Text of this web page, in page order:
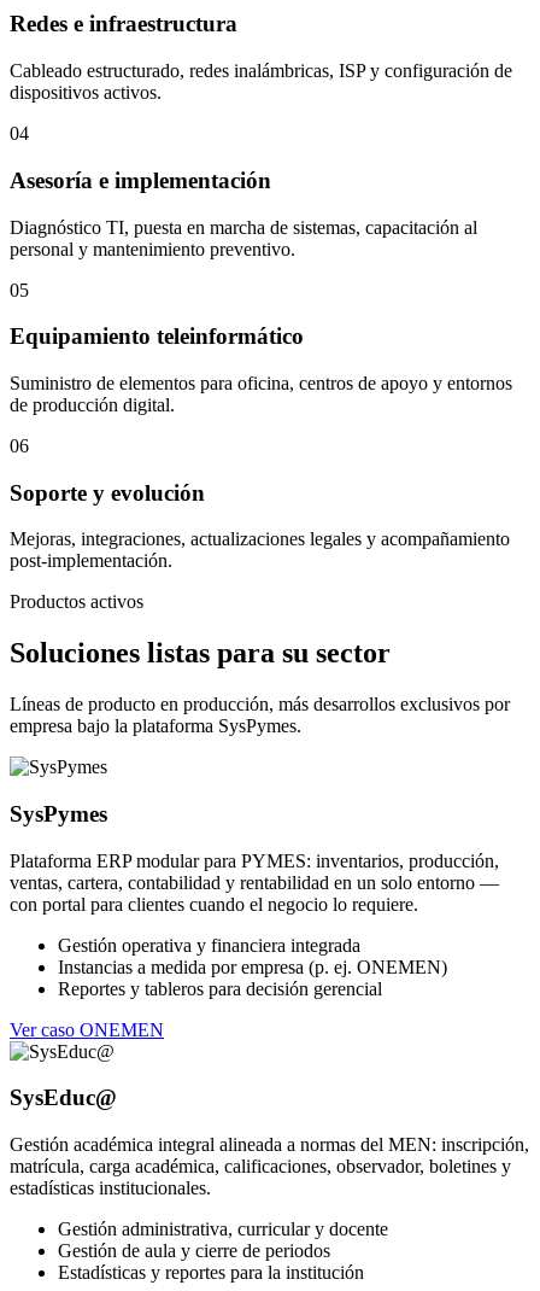
Redes e infraestructura
Cableado estructurado, redes inalámbricas, ISP y configuración de
dispositivos activos.
04
Asesoría e implementación
Diagnóstico TI, puesta en marcha de sistemas, capacitación al
personal y mantenimiento preventivo.
05
Equipamiento teleinformático
Suministro de elementos para oficina, centros de apoyo y entornos
de producción digital.
06
Soporte y evolución
Mejoras, integraciones, actualizaciones legales y acompañamiento
post-implementación.
Productos activos
Soluciones listas para su sector
Líneas de producto en producción, más desarrollos exclusivos por
empresa bajo la plataforma SysPymes.
SysPymes
Plataforma ERP modular para PYMES: inventarios, producción,
ventas, cartera, contabilidad y rentabilidad en un solo entorno —
con portal para clientes cuando el negocio lo requiere.
Gestión operativa y financiera integrada
Instancias a medida por empresa (p. ej. ONEMEN)
Reportes y tableros para decisión gerencial
Ver caso ONEMEN
SysEduc@
Gestión académica integral alineada a normas del MEN: inscripción,
matrícula, carga académica, calificaciones, observador, boletines y
estadísticas institucionales.
Gestión administrativa, curricular y docente
Gestión de aula y cierre de periodos
Estadísticas y reportes para la institución